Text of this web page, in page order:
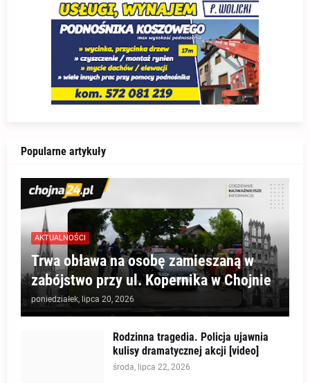
Popularne artykuły
AKTUALNOŚCI
Trwa obława na osobę zamieszaną w
zabójstwo przy ul. Kopernika w Chojnie
poniedziałek, lipca 20, 2026
Rodzinna tragedia. Policja ujawnia
kulisy dramatycznej akcji [video]
środa, lipca 22, 2026